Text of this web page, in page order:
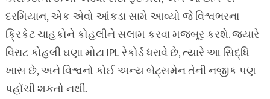
દરમિયાન, એક એવો આંકડા સામે આવ્યો જે વિશ્વભરના
ક્રિકેટ ચાહકોને કોહલીને સલામ કરવા મજબૂર કરશે. જ્યારે
વિરાટ કોહલી ઘણા મોટા IPL રેકોર્ડ ધરાવે છે, ત્યારે આ સિદ્ધિ
ખાસ છે, અને વિશ્વનો કોઈ અન્ય બેટ્સમેન તેની નજીક પણ
પહોંચી શકતો નથી.